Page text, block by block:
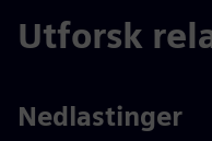
Utforsk
Nedlastinger